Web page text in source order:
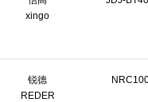
xingo
锐德
REDER